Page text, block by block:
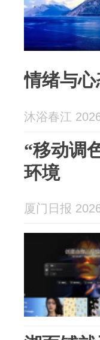
情绪与
沐浴春江
“移动调
环境
厦门日报